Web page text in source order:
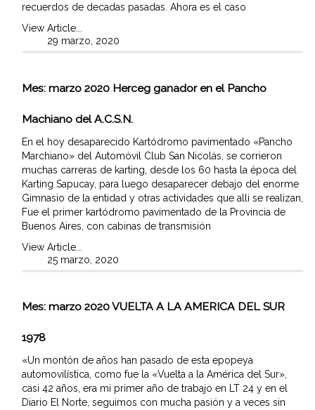
recuerdos de decadas pasadas. Ahora es el caso
View Article...
29 marzo, 2020
Mes: marzo 2020 Herceg ganador en el Pancho
Machiano del A.C.S.N.
En el hoy desaparecido Kartódromo pavimentado «Pancho
Marchiano» del Automóvil Club San Nicolás, se corrieron
muchas carreras de karting, desde los 60 hasta la época del
Karting Sapucay, para luego desaparecer debajo del enorme
Gimnasio de la entidad y otras actividades que alli se realizan,
Fue el primer kartódromo pavimentado de la Provincia de
Buenos Aires, con cabinas de transmisión
View Article...
25 marzo, 2020
Mes: marzo 2020VUELTA A LA AMERICA DEL SUR
1978
«Un montón de años han pasado de esta epopeya
automovilística, como fue la «Vuelta a la América del Sur»,
casi 42 años, era mi primer año de trabajo en LT 24 y en el
Diario El Norte, seguimos con mucha pasión y a veces sin